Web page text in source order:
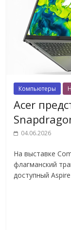
Компьютеры
Acer
04.06.2026
На выставке
флагманский
доступный